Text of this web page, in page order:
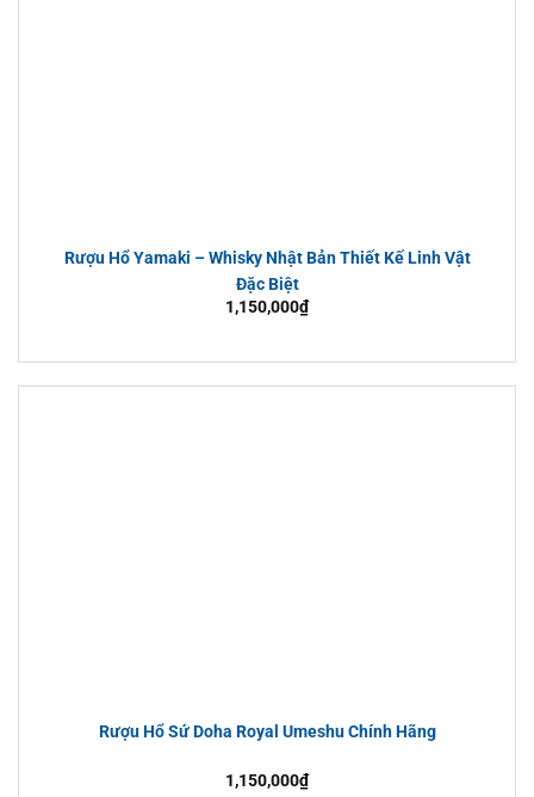
Rượu Hổ Yamaki – Whisky Nhật Bản Thiết Kế Linh Vật
Đặc Biệt
1,150,000₫
Rượu Hổ Sứ Doha Royal Umeshu Chính Hãng
1,150,000₫